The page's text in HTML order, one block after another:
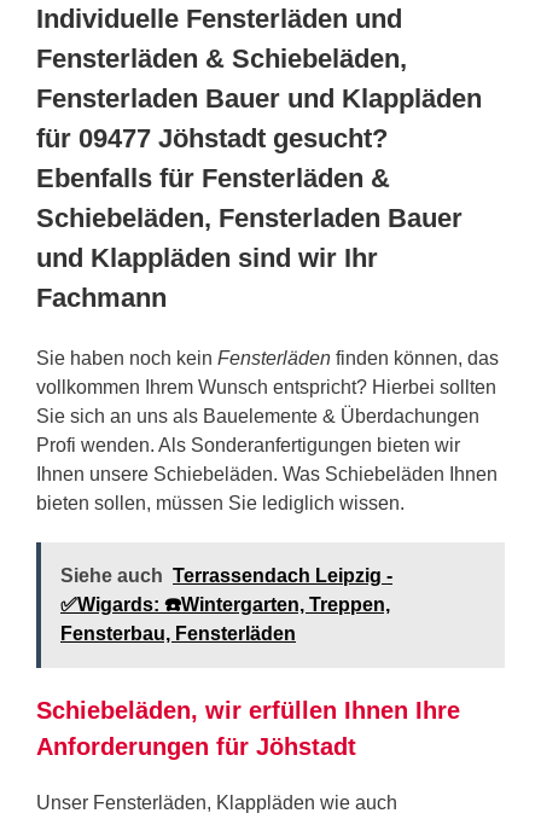
Individuelle Fensterläden und
Fensterläden & Schiebeläden,
Fensterladen Bauer und Klappläden
für 09477 Jöhstadt gesucht?
Ebenfalls für Fensterläden &
Schiebeläden, Fensterladen Bauer
und Klappläden sind wir Ihr
Fachmann
Sie haben noch kein Fensterläden finden können, das
vollkommen Ihrem Wunsch entspricht? Hierbei sollten
Sie sich an uns als Bauelemente & Überdachungen
Profi wenden. Als Sonderanfertigungen bieten wir
Ihnen unsere Schiebeläden. Was Schiebeläden Ihnen
bieten sollen, müssen Sie lediglich wissen.
Siehe auch Terrassendach Leipzig -
✅Wigards: ☎️Wintergarten, Treppen,
Fensterbau, Fensterläden
Schiebeläden, wir erfüllen Ihnen Ihre
Anforderungen für Jöhstadt
Unser Fensterläden, Klappläden wie auch